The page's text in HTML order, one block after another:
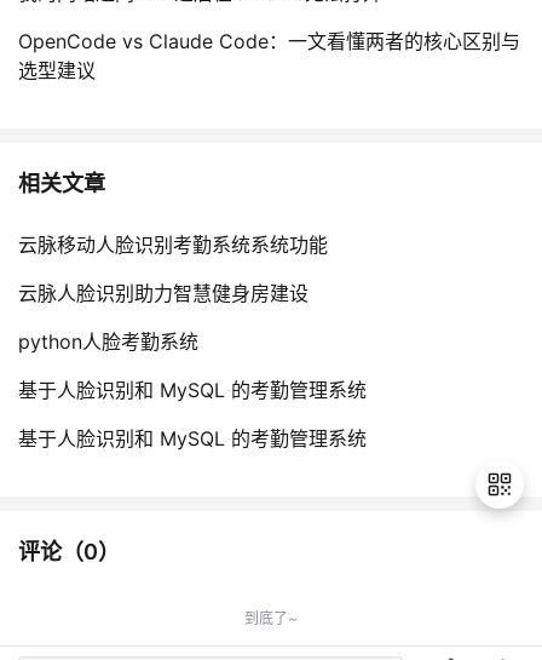
OpenCode vs Claude Code：一文看懂两者的核心区别与
选型建议
相关文章
云脉移动人脸识别考勤系统系统功能
云脉人脸识别助力智慧健身房建设
python人脸考勤系统
基于人脸识别和 MySQL 的考勤管理系统
基于人脸识别和 MySQL 的考勤管理系统
评论（0）
到底了~